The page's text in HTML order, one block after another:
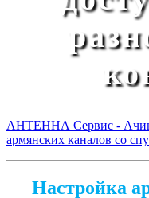
АНТЕННА Сервис -
армянских каналов со
Настройка